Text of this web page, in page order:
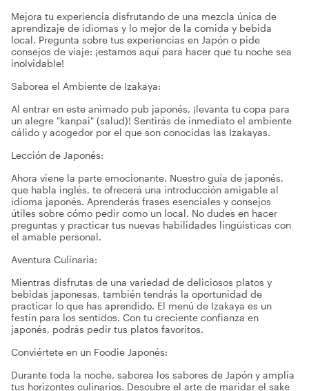
Mejora tu experiencia disfrutando de una mezcla única de
aprendizaje de idiomas y lo mejor de la comida y bebida
local. Pregunta sobre tus experiencias en Japón o pide
consejos de viaje: ¡estamos aquí para hacer que tu noche sea
inolvidable!
Saborea el Ambiente de Izakaya:
Al entrar en este animado pub japonés, ¡levanta tu copa para
un alegre "kanpai" (salud)! Sentirás de inmediato el ambiente
cálido y acogedor por el que son conocidas las Izakayas.
Lección de Japonés:
Ahora viene la parte emocionante. Nuestro guía de japonés,
que habla inglés, te ofrecerá una introducción amigable al
idioma japonés. Aprenderás frases esenciales y consejos
útiles sobre cómo pedir como un local. No dudes en hacer
preguntas y practicar tus nuevas habilidades lingüísticas con
el amable personal.
Aventura Culinaria:
Mientras disfrutas de una variedad de deliciosos platos y
bebidas japonesas, también tendrás la oportunidad de
practicar lo que has aprendido. El menú de Izakaya es un
festín para los sentidos. Con tu creciente confianza en
japonés, podrás pedir tus platos favoritos.
Conviértete en un Foodie Japonés:
Durante toda la noche, saborea los sabores de Japón y amplía
tus horizontes culinarios. Descubre el arte de maridar el sake